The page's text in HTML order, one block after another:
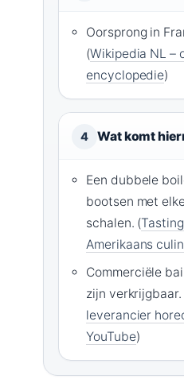
Oorsprong in
(Wikipedia NL –
encyclopedie)
4 Wat komt
Een dubbele
bootsen met
schalen. (
Amerikaans
Commerciële
zijn verkrijgbaar.
leverancier
YouTube)